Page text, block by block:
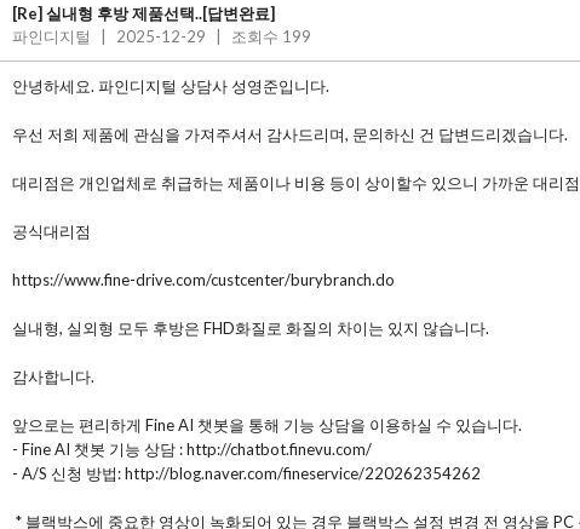
[Re] 실내형 후방 제품선택..[답변완료]
파인디지털
2025-12-29 조회수 199
안녕하세요. 파인디지털 상담사 성영준입니다.
우선 저희 제품에 관심을 가져주셔서 감사드리며, 문의하신 건 답변드리겠습니다.
대리점은 개인업체로 취급하는 제품이나 비용 등이 상이할수 있으니 가까운 대리
공식대리점
https://www.fine-drive.com/custcenter/burybranch.do
실내형, 실외형 모두 후방은 FHD화질로 화질의 차이는 있지 않습니다.
감사합니다.
앞으로는 편리하게 Fine AI 챗봇을 통해 기능 상담을 이용하실 수 있습니다.
- Fine AI 챗봇 기능 상담 : http://chatbot.finevu.com/
- A/S 신청 방법: http://blog.naver.com/fineservice/220262354262
* 블랙박스에 중요한 영상이 녹화되어 있는 경우 블랙박스 설정 변경 전 영상을